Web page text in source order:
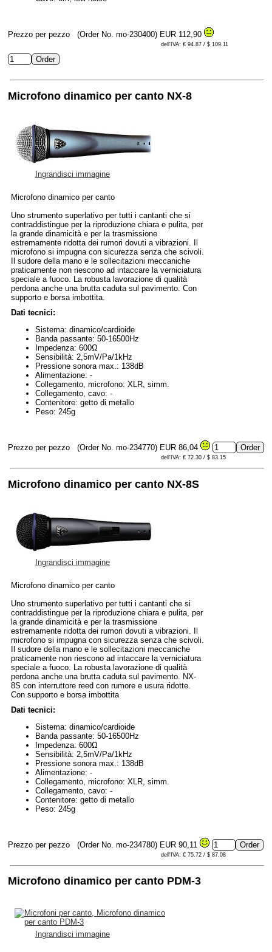
Prezzo per pezzo (Order No. mo-230400) EUR 112,90
dell'IVA: € 94.87 / $ 109.11
Microfono dinamico per canto NX-8
Ingrandisci immagine
Microfono dinamico per canto
Uno strumento superlativo per tutti i cantanti che si
contraddistingue per la riproduzione chiara e pulita, per
la grande dinamicità e per la trasmissione
estremamente ridotta dei rumori dovuti a vibrazioni. Il
microfono si impugna con sicurezza senza che scivoli.
Il sudore della mano e le sollecitazioni meccaniche
praticamente non riescono ad intaccare la verniciatura
speciale a fuoco. La robusta lavorazione di qualità
perdona anche una brutta caduta sul pavimento. Con
supporto e borsa imbottita.
Dati tecnici:
Sistema: dinamico/cardioide
Banda passante: 50-16500Hz
Impedenza: 600Ω
Sensibilità: 2,5mV/Pa/1kHz
Pressione sonora max.: 138dB
Alimentazione: -
Collegamento, microfono: XLR, simm.
Collegamento, cavo: -
Contenitore: getto di metallo
Peso: 245g
Prezzo per pezzo (Order No. mo-234770) EUR 86,04
dell'IVA: € 72.30 / $ 83.15
Microfono dinamico per canto NX-8S
Ingrandisci immagine
Microfono dinamico per canto
Uno strumento superlativo per tutti i cantanti che si
contraddistingue per la riproduzione chiara e pulita, per
la grande dinamicità e per la trasmissione
estremamente ridotta dei rumori dovuti a vibrazioni. Il
microfono si impugna con sicurezza senza che scivoli.
Il sudore della mano e le sollecitazioni meccaniche
praticamente non riescono ad intaccare la verniciatura
speciale a fuoco. La robusta lavorazione di qualità
perdona anche una brutta caduta sul pavimento. NX-
8S con interruttore reed con rumore e usura ridotte.
Con supporto e borsa imbottita
Dati tecnici:
Sistema: dinamico/cardioide
Banda passante: 50-16500Hz
Impedenza: 600Ω
Sensibilità: 2,5mV/Pa/1kHz
Pressione sonora max.: 138dB
Alimentazione: -
Collegamento, microfono: XLR, simm.
Collegamento, cavo: -
Contenitore: getto di metallo
Peso: 245g
Prezzo per pezzo (Order No. mo-234780) EUR 90,11
dell'IVA: € 75.72 / $ 87.08
Microfono dinamico per canto PDM-3
Ingrandisci immagine